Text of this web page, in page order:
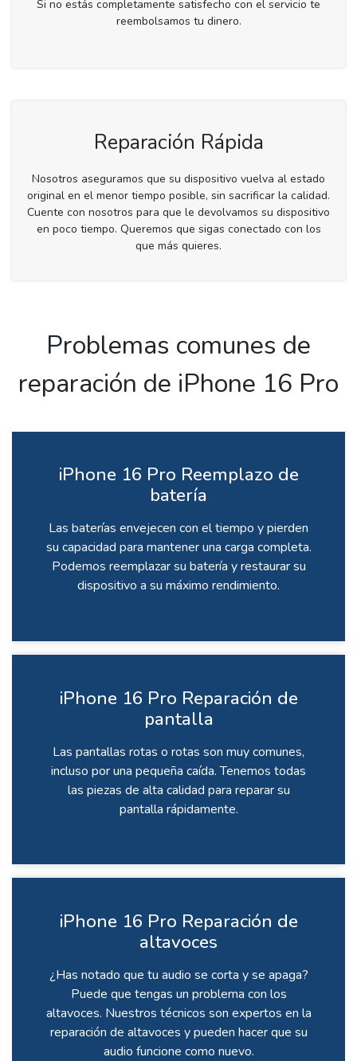
Si no estás completamente satisfecho con el servicio te
reembolsamos tu dinero.
Reparación Rápida
Nosotros aseguramos que su dispositivo vuelva al estado
original en el menor tiempo posible, sin sacrificar la calidad.
Cuente con nosotros para que le devolvamos su dispositivo
en poco tiempo. Queremos que sigas conectado con los
que más quieres.
Problemas comunes de
reparación de iPhone 16 Pro
iPhone 16 Pro Reemplazo de
batería
Las baterías envejecen con el tiempo y pierden
su capacidad para mantener una carga completa.
Podemos reemplazar su batería y restaurar su
dispositivo a su máximo rendimiento.
iPhone 16 Pro Reparación de
pantalla
Las pantallas rotas o rotas son muy comunes,
incluso por una pequeña caída. Tenemos todas
las piezas de alta calidad para reparar su
pantalla rápidamente.
iPhone 16 Pro Reparación de
altavoces
¿Has notado que tu audio se corta y se apaga?
Puede que tengas un problema con los
altavoces. Nuestros técnicos son expertos en la
reparación de altavoces y pueden hacer que su
audio funcione como nuevo.